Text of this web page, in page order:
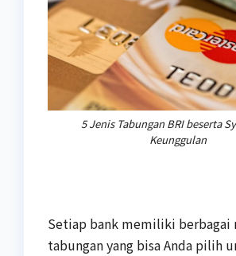
5 Jenis Tabungan BRI beserta
Keunggulan
Setiap bank memiliki berbagai
tabungan yang bisa Anda pilih